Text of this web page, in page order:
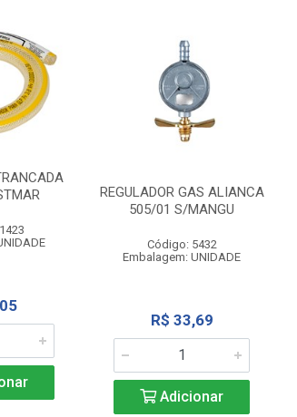
REGULADOR GAS ALIANCA
505/01 S/MANGU
Código: 5432
Embalagem: UNIDADE
R$ 33,69
Adicionar